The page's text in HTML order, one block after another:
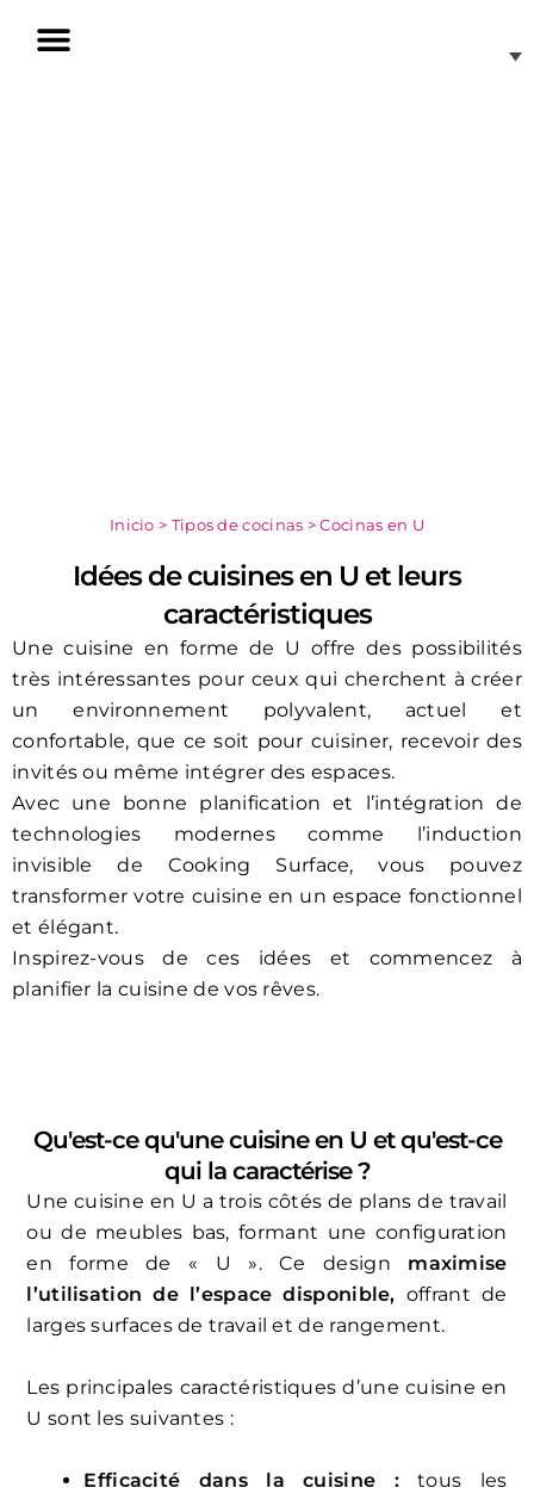
Inicio > Tipos de cocinas >Cocinas en U
Idées de cuisines en U et leurs
caractéristiques
Une cuisine en forme de U offre des possibilités
très intéressantes pour ceux qui cherchent à créer
un environnement polyvalent, actuel et
confortable, que ce soit pour cuisiner, recevoir des
invités ou même intégrer des espaces.
Avec une bonne planification et l’intégration de
technologies modernes comme l’induction
invisible de Cooking Surface, vous pouvez
transformer votre cuisine en un espace fonctionnel
et élégant.
Inspirez-vous de ces idées et commencez à
planifier la cuisine de vos rêves.
Qu'est-ce qu'une cuisine en U et qu'est-ce
qui la caractérise ?
Une cuisine en U a trois côtés de plans de travail
ou de meubles bas, formant une configuration
en forme de « U ». Ce design maximise
l’utilisation de l’espace disponible, offrant de
larges surfaces de travail et de rangement.
Les principales caractéristiques d’une cuisine en
U sont les suivantes :
Efficacité dans la cuisine :tous les